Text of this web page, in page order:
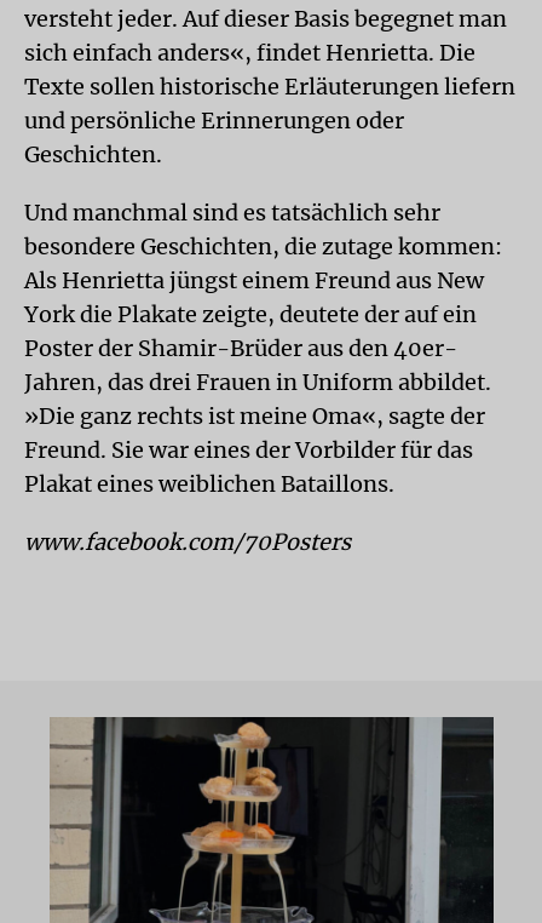
versteht jeder. Auf dieser Basis begegnet man
sich einfach anders«, findet Henrietta. Die
Texte sollen historische Erläuterungen liefern
und persönliche Erinnerungen oder
Geschichten.
Und manchmal sind es tatsächlich sehr
besondere Geschichten, die zutage kommen:
Als Henrietta jüngst einem Freund aus New
York die Plakate zeigte, deutete der auf ein
Poster der Shamir-Brüder aus den 40er-
Jahren, das drei Frauen in Uniform abbildet.
»Die ganz rechts ist meine Oma«, sagte der
Freund. Sie war eines der Vorbilder für das
Plakat eines weiblichen Bataillons.
www.facebook.com/70Posters